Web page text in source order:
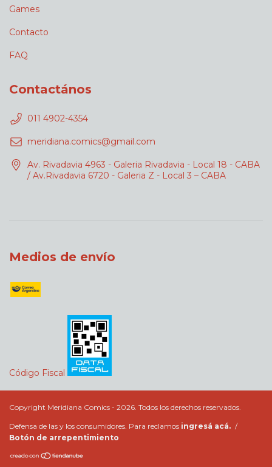
Games
Contacto
FAQ
Contactános
011 4902-4354
meridiana.comics@gmail.com
Av. Rivadavia 4963 - Galeria Rivadavia - Local 18 - CABA
/ Av.Rivadavia 6720 - Galeria Z - Local 3 – CABA
Medios de envío
Código Fiscal
Copyright Meridiana Comics - 2026. Todos los derechos reservados.
Defensa de las y los consumidores. Para reclamos ingresá acá. /
Botón de arrepentimiento